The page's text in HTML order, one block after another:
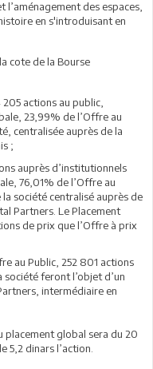
des espaces,
en s'introduisant en
cote de la Bourse
actions au public,
23,99% de l’Offre au
centralisée auprès de la
;
auprès d’institutionnels
76,01% de l’Offre au
société centralisé auprès de
Partners. Le Placement
de prix que l’Offre à prix
au Public, 252 801 actions
feront l’objet d’un
intermédiaire en
placement global sera du 20
5,2 dinars l’action.